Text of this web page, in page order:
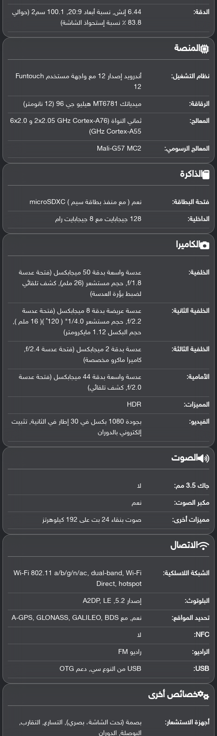
الدقة:
6.44 إنش, نسبة أبعاد 20:9, 100.1 سم2 (حوالي
83.8 ٪ نسبة إستحواذ الشاشة)
المنصة
نظام التشغيل:
أندرويد إصدار 12 مع واجهة مستخدم Funtouch
12
الرقاقة: ميدياتك MT6781 هيليو جي 96 (12 نانومتر)
المعالج:
ثماني النواة (2x2.05 GHz Cortex-A76 و 6x2.0
GHz Cortex-A55)
المعالج الرسومي:
Mali-G57 MC2
الذاكرة
فتحة البطاقة: نعم ( مع منفذ بطاقة سيم ) microSDXC
الداخلية: 128 جيجابايت مع 8 جيجابايت رام
الكاميرا
الخلفية:
عدسة واسعة بدقة 50 ميجابكسل (فتحة عدسة
f/1.8, حجم مستشعر (26 ملم), كشف تلقائي
لضبط بؤرة العدسة)
الخلفية الثانية:
عدسة عريضة بدقة 8 ميجابكسل (فتحة عدسة
f/2.2, حجم مستشعر 1/4.0" ( 120˚ )( 16 ملم ),
حجم البكسل 1.12 مايكرومتر)
الخلفية الثالثة:
عدسة بدقة 2 ميجابكسل (فتحة عدسة f/2.4,
كاميرا ماكرو مخصصة)
الأمامية:
عدسة واسعة بدقة 44 ميجابكسل (فتحة عدسة
f/2.0, كشف تلقائي)
المميزات: HDR
الفيديو:
بجودة 1080 بكسل في 30 إطار في الثانية, تثبيت
إلكتروني بالدوران
الصوت
جاك 3.5 مم: لا
مكبر الصوت: نعم
مميزات أخرى: صوت بنقاء 24 بت على 192 كيلوهرتز
الاتصال
الشبكة اللاسلكية:
Wi-Fi 802.11 a/b/g/n/ac, dual-band, Wi-Fi
Direct, hotspot
البلوتوث: إصدار 5.2, A2DP, LE
تحديد المواقع: نعم, مع A-GPS, GLONASS, GALILEO, BDS
NFC
: لا
الراديو: راديو FM
USB
: USB من النوع سي, دعم OTG
خصائص أخرى
أجهزة الاستشعار:
بصمة (تحت الشاشة، بصري), التسارع, التقارب,
البوصلة, الدوران